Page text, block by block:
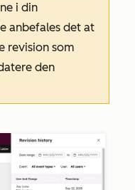
i din
anbefales det at
revision som
den